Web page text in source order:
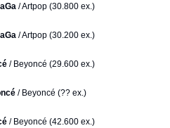
/ Artpop (30.800 ex.)
/ Artpop (30.200 ex.)
/ Beyoncé (29.600 ex.)
/ Beyoncé (?? ex.)
/ Beyoncé (42.600 ex.)